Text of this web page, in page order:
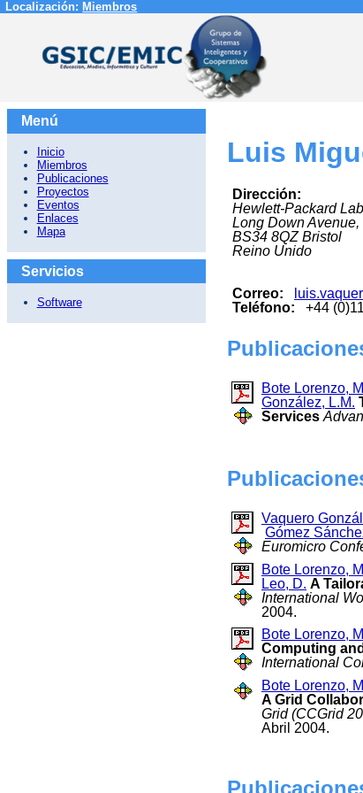
Localización: Miembros
Menú
Inicio
Miembros
Publicaciones
Proyectos
Eventos
Enlaces
Mapa
Servicios
Software
Luis
Dirección:
Hewlett-Packard
Long Down Avenue,
BS34 8QZ Bristol
Reino Unido
Correo:
Teléfono:
+44
Bote Lorenzo,
González, L.M.
Services
Vaquero
Gómez
Euromicro
Bote Lorenzo,
Leo, D. A
International
2004.
Bote Lorenzo,
Computing
International
Bote Lorenzo,
A Grid
Grid (CCGrid
Abril 2004.